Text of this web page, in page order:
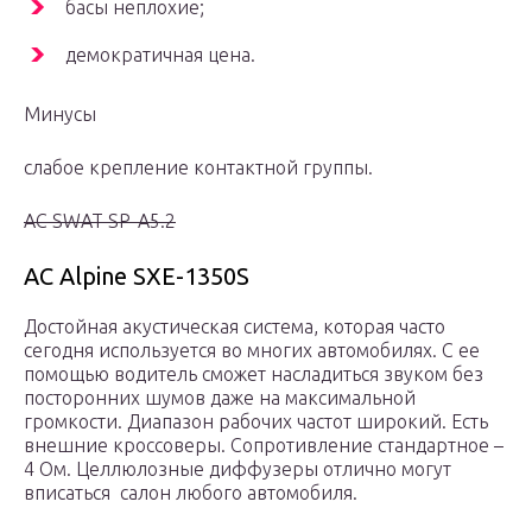
басы неплохие;
демократичная цена.
Минусы
слабое крепление контактной группы.
АС SWAT SP-A5.2
АС Alpine SXE-1350S
Достойная акустическая система, которая часто
сегодня используется во многих автомобилях. С ее
помощью водитель сможет насладиться звуком без
посторонних шумов даже на максимальной
громкости. Диапазон рабочих частот широкий. Есть
внешние кроссоверы. Сопротивление стандартное –
4 Ом. Целлюлозные диффузеры отлично могут
вписаться салон любого автомобиля.